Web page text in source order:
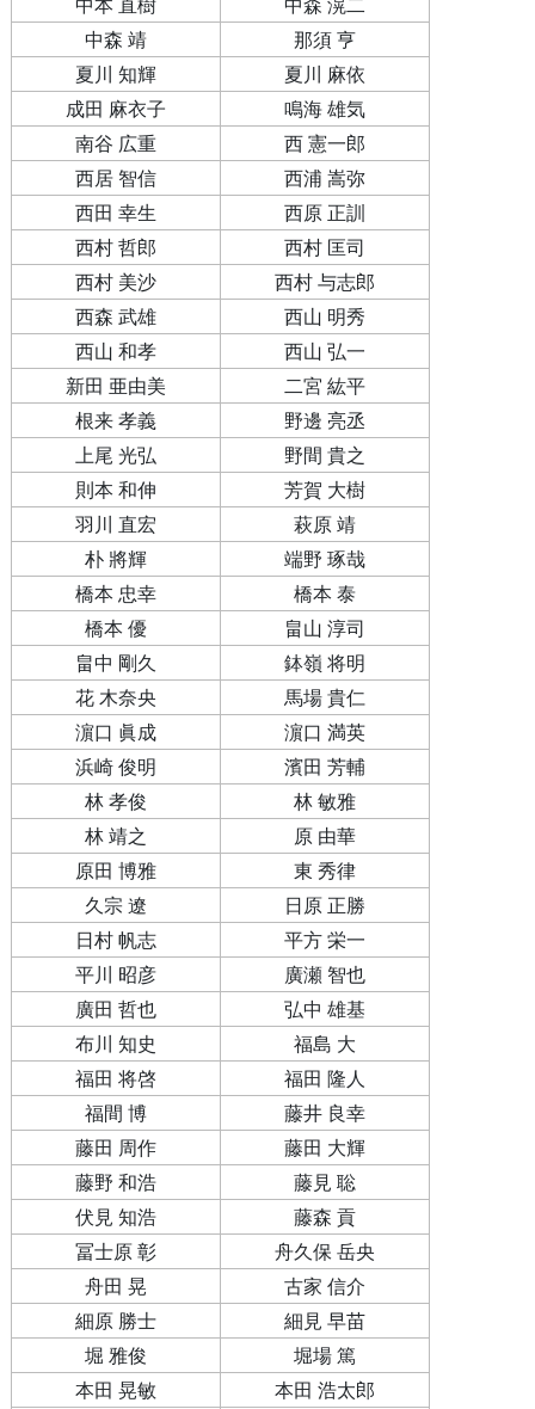
中森 靖
那須 亨
夏川 知輝
夏川 麻依
成田 麻衣子
鳴海 雄気
南谷 広重
西 憲一郎
西居 智信
西浦 嵩弥
西田 幸生
西原 正訓
西村 哲郎
西村 匡司
西村 美沙
西村 与志郎
西森 武雄
西山 明秀
西山 和孝
西山 弘一
新田 亜由美
二宮 紘平
根来 孝義
野邊 亮丞
上尾 光弘
野間 貴之
則本 和伸
芳賀 大樹
羽川 直宏
萩原 靖
朴 將輝
端野 琢哉
橋本 忠幸
橋本 泰
橋本 優
畠山 淳司
畠中 剛久
鉢嶺 将明
花 木奈央
馬場 貴仁
濵口 眞成
濵口 満英
浜崎 俊明
濱田 芳輔
林 孝俊
林 敏雅
林 靖之
原 由華
原田 博雅
東 秀律
久宗 遼
日原 正勝
日村 帆志
平方 栄一
平川 昭彦
廣瀬 智也
廣田 哲也
弘中 雄基
布川 知史
福島 大
福田 将啓
福田 隆人
福間 博
藤井 良幸
藤田 周作
藤田 大輝
藤野 和浩
藤見 聡
伏見 知浩
藤森 貢
冨士原 彰
舟久保 岳央
舟田 晃
古家 信介
細原 勝士
細見 早苗
堀 雅俊
堀場 篤
本田 晃敏
本田 浩太郎